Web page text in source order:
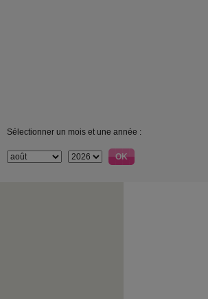
Sélectionner un mois et une année :